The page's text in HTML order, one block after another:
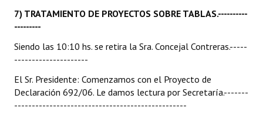
7) TRATAMIENTO DE PROYECTOS SOBRE TABLAS.----------
---------
Siendo las 10:10 hs. se retira la Sra. Concejal Contreras.-----
---------------------
El Sr. Presidente: Comenzamos con el Proyecto de
Declaración 692/06. Le damos lectura por Secretaría.-------
-------------------------------------------------